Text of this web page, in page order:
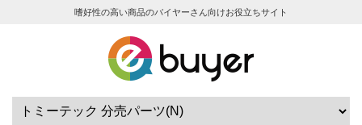
嗜好性の高い商品のバイヤーさん向けお役立ちサイト